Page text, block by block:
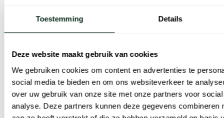
Toestemming Details
Deze website maakt gebruik van cookies
We gebruiken cookies om content en advertenties te
social media te bieden en om ons websiteverkeer te
over uw gebruik van onze site met onze partners voor
analyse. Deze partners kunnen deze gegevens combineren
Portofino
manteljas grijs wol
€ 339,95€ 271,96
-
20%
Born With Appetite
tussenjas creme
€ 229,95€ 114,98
-
50%